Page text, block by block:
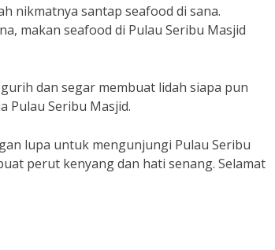
nikmatnya santap seafood di sana.
makan seafood di Pulau Seribu Masjid
dan segar membuat lidah siapa pun
Pulau Seribu Masjid.
lupa untuk mengunjungi Pulau Seribu
perut kenyang dan hati senang. Selamat